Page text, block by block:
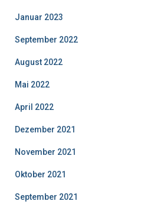
Januar 2023
September 2022
August 2022
Mai 2022
April 2022
Dezember 2021
November 2021
Oktober 2021
September 2021